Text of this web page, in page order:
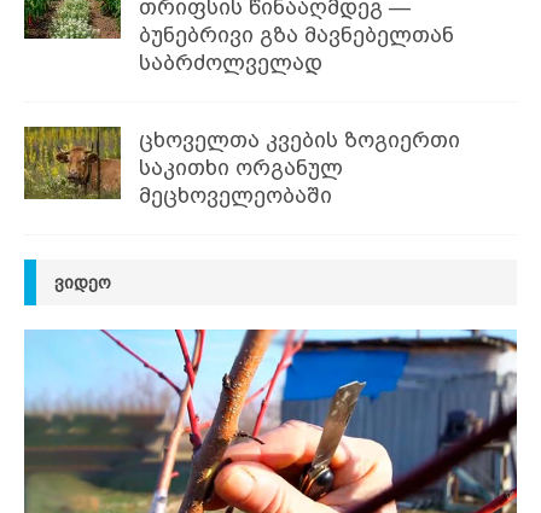
თრიფსის წინააღმდეგ —
ბუნებრივი გზა მავნებელთან
საბრძოლველად
ცხოველთა კვების ზოგიერთი
საკითხი ორგანულ
მეცხოველეობაში
ᲕᲘᲓᲔᲝ